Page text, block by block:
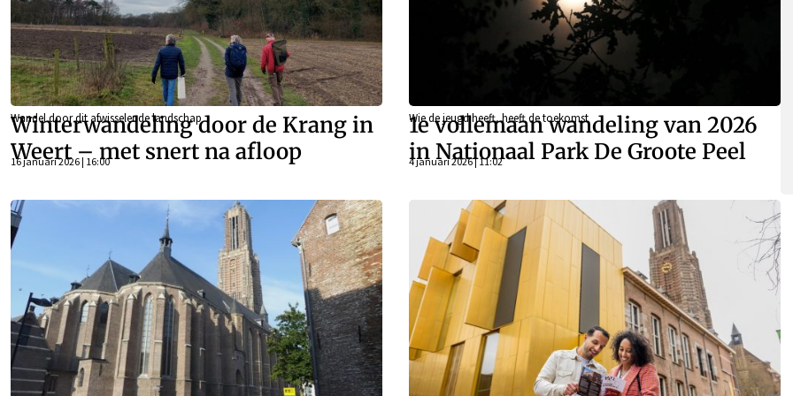
Wandel door dit afwisselende landschap
Winterwandeling door de Krang in
Weert – met snert na afloop
16 januari 2026 | 16:00
Wie de jeugd heeft, heeft de toekomst
1e vollemaan wandeling van 2026
in Nationaal Park De Groote Peel
4 januari 2026 | 11:02